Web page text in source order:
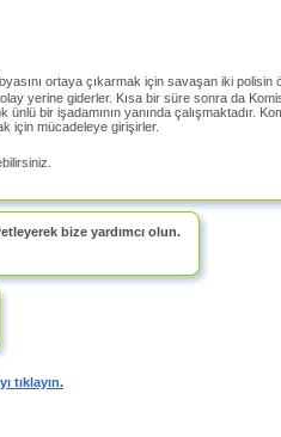
ortaya çıkarmak için savaşan iki polisin
yerine giderler. Kısa bir süre sonra da
bir işadamının yanında çalışmaktadır.
için mücadeleye girişirler.
bize yardımcı olun.
tıklayın.